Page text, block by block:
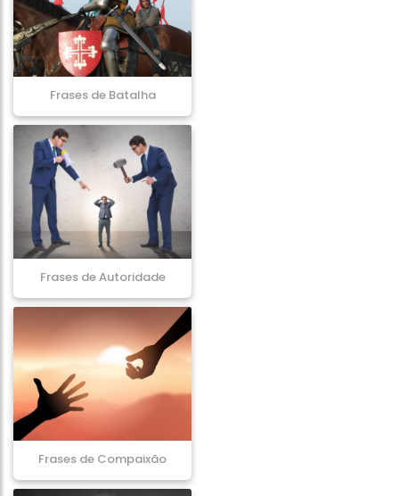
Frases de Batalha
Frases de Autoridade
Frases de Compaixão